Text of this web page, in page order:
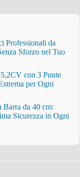
Professionali da
Sforzo nel Tuo
con 3 Punte
per Ogni
Barra da 40 cm:
Sicurezza in Ogni